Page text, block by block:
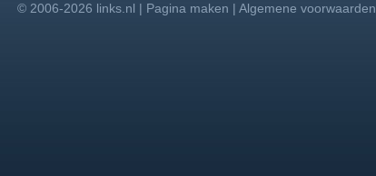
© 2006-2026 links.nl | Pagina maken | Algemene voorwaarden